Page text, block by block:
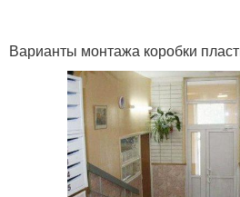
Варианты монтажа коробки